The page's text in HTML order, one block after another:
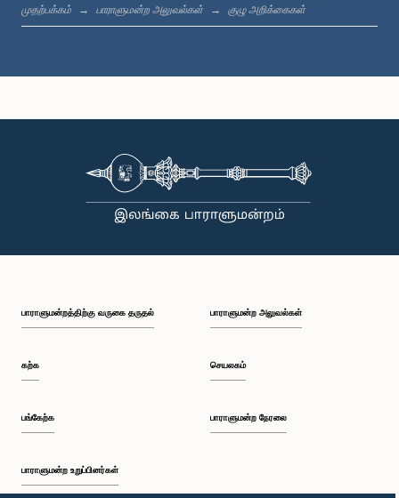
கௌரவ கே. சுஜித் சஞ்ஜய பெரேரா, பா.உ.
உறுப்பினர்
உறுப்பினர்
முதற்பக்கம் பாராளுமன்ற அலுவல்கள் குழு அறிக்கைகள்
பாராளுமன்றத்திற்கு வருகை தருதல்
கற்க
பங்கேற்க
பாராளுமன்ற உறுப்பினர்கள்
பாராளுமன்ற அலுவல்கள்
செயலகம்
பாராளுமன்ற நேரலை